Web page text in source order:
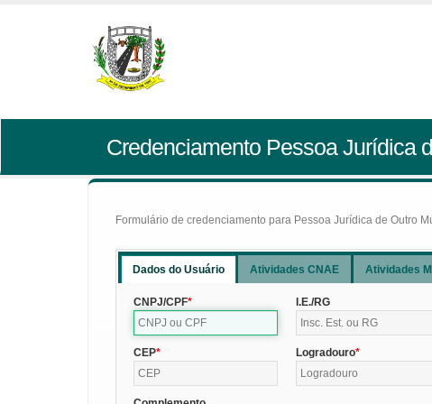
Credenciamento Pessoa Jurídica
Formulário de credenciamento para Pessoa Jurídica de Outro
Dados do Usuário Atividades CNAE Atividades
CNPJ/CPF I.E./RG
CEP Logradouro